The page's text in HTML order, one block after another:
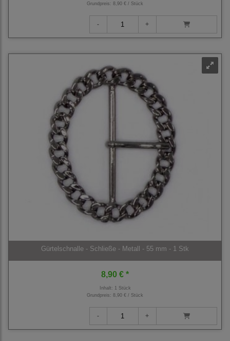
Grundpreis: 8,90 € / Stück
Gürtelschnalle - Schließe - Metall - 55 mm - 1 Stk
8,90 € *
Inhalt: 1 Stück
Grundpreis: 8,90 € / Stück